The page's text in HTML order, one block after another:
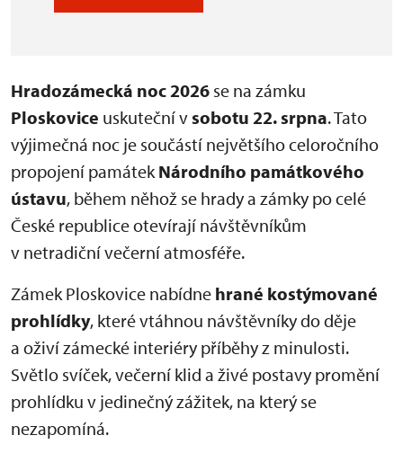
Hradozámecká noc 2026 se na zámku
Ploskovice uskuteční vsobotu 22. srpna. Tato
výjimečná noc je součástí největšího celoročního
propojení památekNárodního památkového
ústavu, během něhož se hrady a zámky po celé
České republice otevírají návštěvníkům
v netradiční večerní atmosféře.
Zámek Ploskovice nabídne hrané kostýmované
prohlídky, které vtáhnou návštěvníky do děje
a oživí zámecké interiéry příběhy z minulosti.
Světlo svíček, večerní klid a živé postavy promění
prohlídku v jedinečný zážitek, na který se
nezapomíná.